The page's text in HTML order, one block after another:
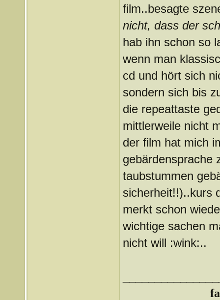
film..besagte
nicht, dass der
hab ihn schon so
wenn man
cd und hört sich
sondern sich bis
die repeattaste
mittlerweile nicht
der film hat mich
gebärdensprache
taubstummen
sicherheit!!)..kurs
merkt schon
wichtige sachen
nicht will :wink:..